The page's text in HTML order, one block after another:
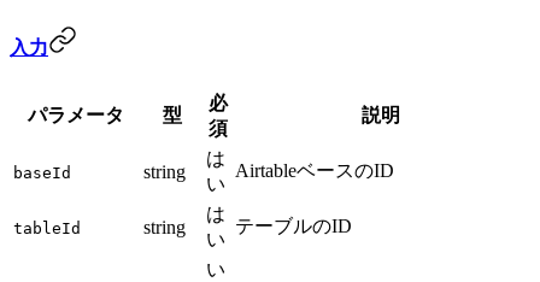
入力
パラメータ 型
必
須
説明
baseId string
は
い
AirtableベースのID
tableId string
は
い
テーブルのID
い